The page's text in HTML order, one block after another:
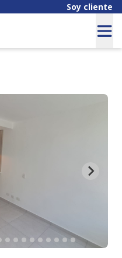
Soy cliente